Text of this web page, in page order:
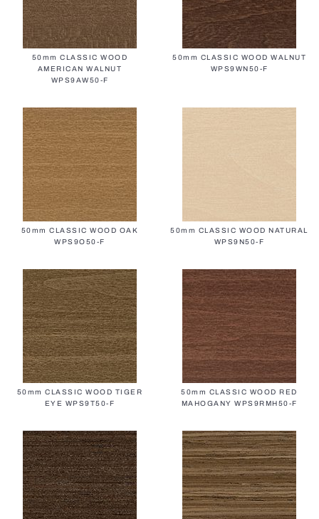
50mm CLASSIC WOOD
AMERICAN WALNUT
WPS9AW50-F
50mm CLASSIC WOOD WALNUT
WPS9WN50-F
50mm CLASSIC WOOD OAK
WPS9O50-F
50mm CLASSIC WOOD NATURAL
WPS9N50-F
50mm CLASSIC WOOD TIGER
EYE WPS9T50-F
50mm CLASSIC WOOD RED
MAHOGANY WPS9RMH50-F